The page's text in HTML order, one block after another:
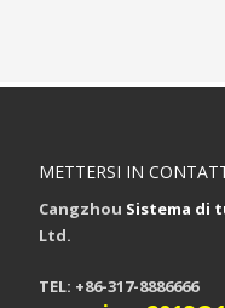
METTERSI IN
Cangzhou Sistema di
Ltd.
TEL: +86-317-8886666